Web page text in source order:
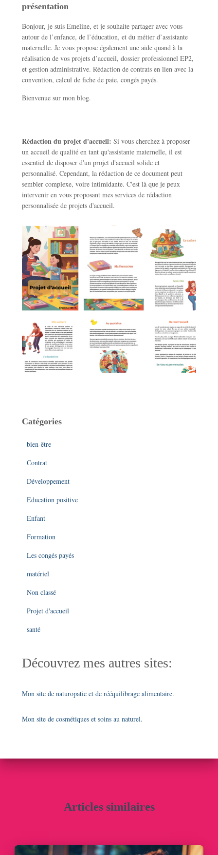
présentation
Bonjour, je suis Emeline, et je souhaite partager avec vous
autour de l’enfance, de l’éducation, et du métier d’assistante
maternelle. Je vous propose également une aide quand à la
réalisation de vos projets d’accueil, dossier professionnel EP2,
et gestion administrative. Rédaction de contrats en lien avec la
convention, calcul de fiche de paie, congés payés.
Bienvenue sur mon blog.
Rédaction du projet d'accueil: Si vous cherchez à proposer
un accueil de qualité en tant qu'assistante maternelle, il est
essentiel de disposer d'un projet d'accueil solide et
personnalisé. Cependant, la rédaction de ce document peut
sembler complexe, voire intimidante. C'est là que je peux
intervenir en vous proposant mes services de rédaction
personnalisée de projets d'accueil.
Catégories
bien-être
Contrat
Développement
Education positive
Enfant
Formation
Les congés payés
matériel
Non classé
Projet d'accueil
santé
Découvrez mes autres sites:
Mon site de naturopatie et de rééquilibrage alimentaire.
Mon site de cosmétiques et soins au naturel.
Articles similaires